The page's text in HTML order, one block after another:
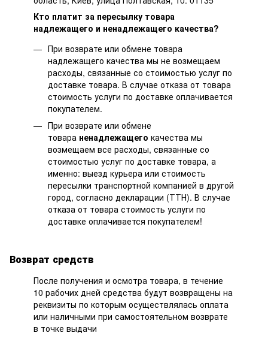
Кто платит за пересылку товара
надлежащего и ненадлежащего качества?
При возврате или обмене товара
надлежащего качества мы не возмещаем
расходы, связанные со стоимостью услуг по
доставке товара. В случае отказа от товара
стоимость услуги по доставке оплачивается
покупателем.
При возврате или обмене
товара ненадлежащего качества мы
возмещаем все расходы, связанные со
стоимостью услуг по доставке товара, а
именно: выезд курьера или стоимость
пересылки транспортной компанией в другой
город, согласно декларации (ТТН). В случае
отказа от товара стоимость услуги по
доставке оплачивается покупателем!
Возврат средств
После получения и осмотра товара, в течение
10 рабочих дней средства будут возвращены на
реквизиты по которым осуществлялась оплата
или наличными при самостоятельном возврате
в точке выдачи